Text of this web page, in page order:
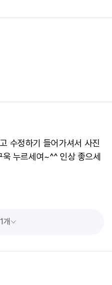
수정하기 들어가셔서 사진
누르세여~^^ 인상 좋으세
개